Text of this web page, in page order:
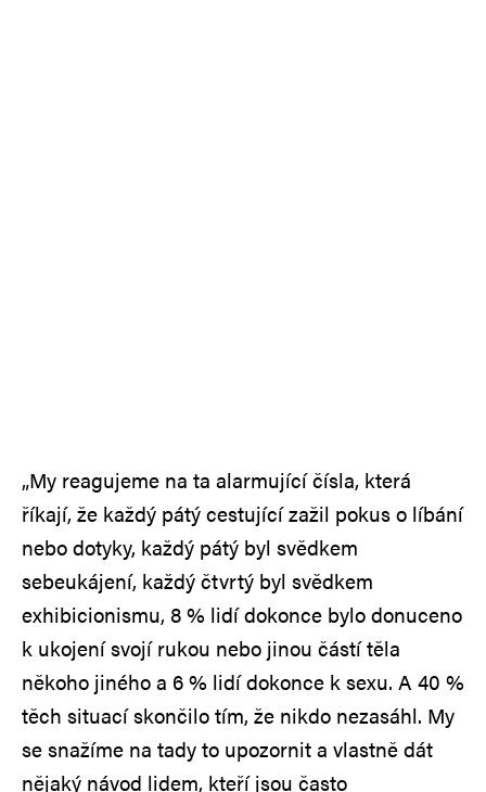
„My reagujeme na ta alarmující čísla, která
říkají, že každý pátý cestující zažil pokus o líbání
nebo dotyky, každý pátý byl svědkem
sebeukájení, každý čtvrtý byl svědkem
exhibicionismu, 8 % lidí dokonce bylo donuceno
k ukojení svojí rukou nebo jinou částí těla
někoho jiného a 6 % lidí dokonce k sexu. A 40 %
těch situací skončilo tím, že nikdo nezasáhl. My
se snažíme na tady to upozornit a vlastně dát
nějaký návod lidem, kteří jsou často